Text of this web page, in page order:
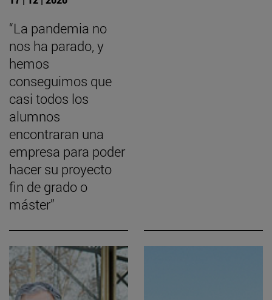
“La pandemia no
nos ha parado, y
hemos
conseguimos que
casi todos los
alumnos
encontraran una
empresa para poder
hacer su proyecto
fin de grado o
máster”